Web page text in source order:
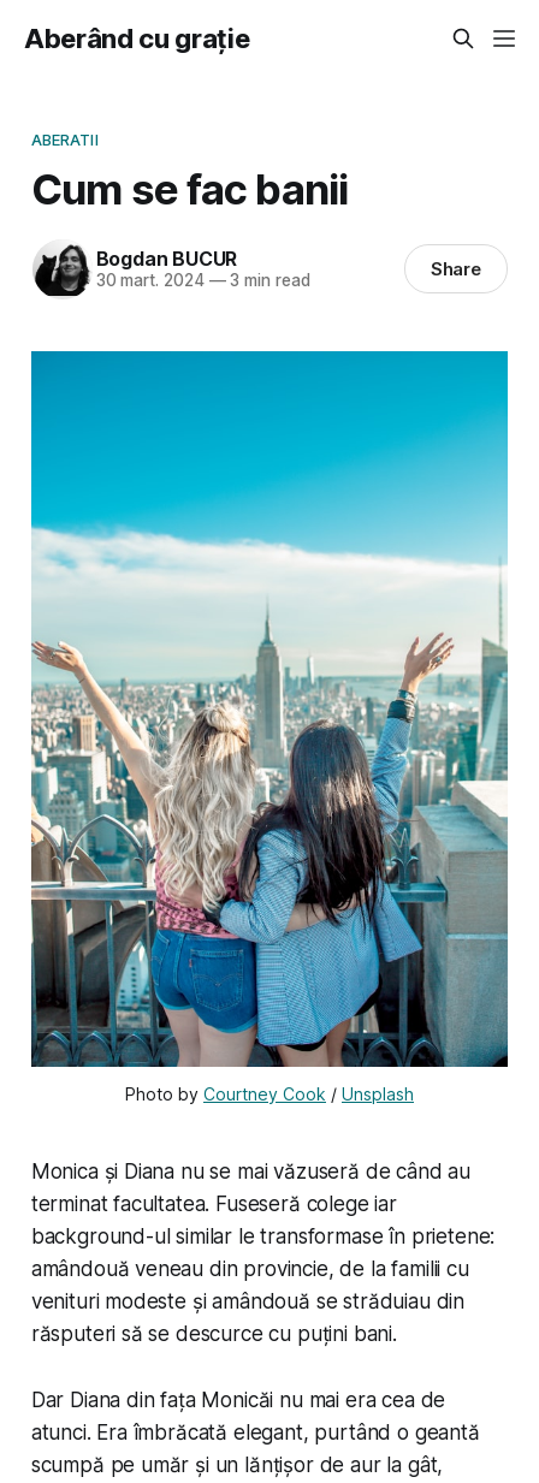
Aberând cu grație
ABERATII
Cum se fac banii
Bogdan BUCUR
30 mart. 2024 —3 min read Share
Photo by Courtney Cook / Unsplash
Monica și Diana nu se mai văzuseră de când au
terminat facultatea. Fuseseră colege iar
background-ul similar le transformase în prietene:
amândouă veneau din provincie, de la familii cu
venituri modeste și amândouă se străduiau din
răsputeri să se descurce cu puțini bani.
Dar Diana din fața Monicăi nu mai era cea de
atunci. Era îmbrăcată elegant, purtând o geantă
scumpă pe umăr și un lănțișor de aur la gât,